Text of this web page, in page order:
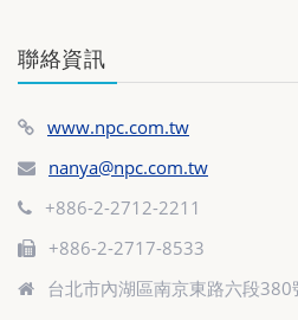
聯絡資訊
www.npc.com.tw
nanya@npc.com.tw
+886-2-2712-2211
+886-2-2717-8533
台北市內湖區南京東路六段